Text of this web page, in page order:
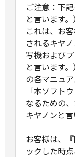
ご注意：下
と言います
これは、お
されるキヤ
写機および
と言います
の各マニュ
「本ソフト
なるための
キヤノンと
お客様は、
ックした時